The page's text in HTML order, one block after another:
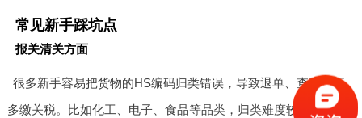
常见新手踩坑点
报关清关方面
很多新手容易把货物的HS编码归类错误，导致退单、查验甚至
多缴关税。比如化工、电子、食品等品类，归类难度较大。还有